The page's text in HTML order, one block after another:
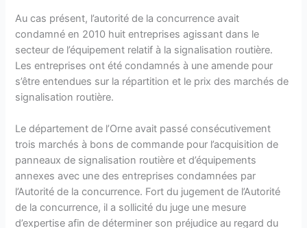
Au cas présent, l’autorité de la concurrence avait
condamné en 2010 huit entreprises agissant dans le
secteur de l’équipement relatif à la signalisation routière.
Les entreprises ont été condamnés à une amende pour
s’être entendues sur la répartition et le prix des marchés de
signalisation routière.
Le département de l’Orne avait passé consécutivement
trois marchés à bons de commande pour l’acquisition de
panneaux de signalisation routière et d’équipements
annexes avec une des entreprises condamnées par
l’Autorité de la concurrence. Fort du jugement de l’Autorité
de la concurrence, il a sollicité du juge une mesure
d’expertise afin de déterminer son préjudice au regard du